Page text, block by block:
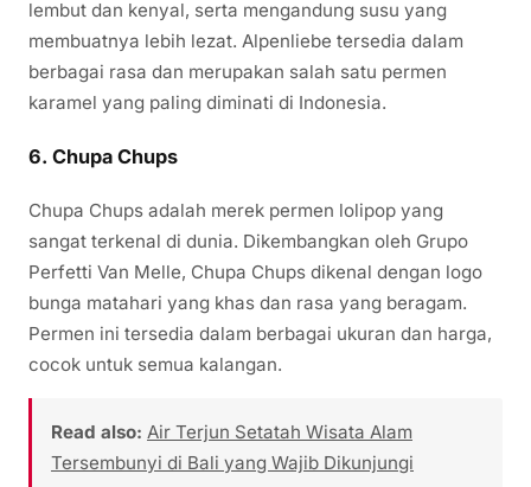
lembut dan kenyal, serta mengandung susu yang
membuatnya lebih lezat. Alpenliebe tersedia dalam
berbagai rasa dan merupakan salah satu permen
karamel yang paling diminati di Indonesia.
6. Chupa Chups
Chupa Chups adalah merek permen lolipop yang
sangat terkenal di dunia. Dikembangkan oleh Grupo
Perfetti Van Melle, Chupa Chups dikenal dengan logo
bunga matahari yang khas dan rasa yang beragam.
Permen ini tersedia dalam berbagai ukuran dan harga,
cocok untuk semua kalangan.
Read also: Air Terjun Setatah Wisata Alam
Tersembunyi di Bali yang Wajib Dikunjungi